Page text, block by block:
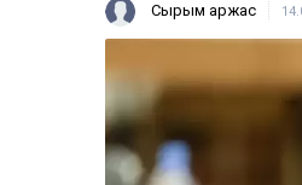
Сырым Қаржас